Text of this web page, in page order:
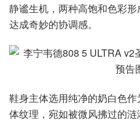
静谧生机，两种高饱和色彩
达成奇妙的协调感。
鞋身主体选用纯净的奶白色
体纹理，宛如被微风拂过的